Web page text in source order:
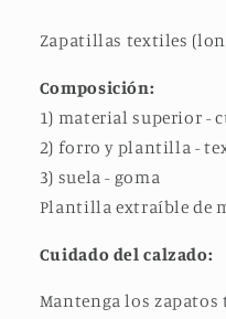
Zapatillas textiles
Composición:
1) material superior -
2) forro y plantilla -
3) suela - goma
Plantilla extraíble de
Cuidado del calzado:
Mantenga los